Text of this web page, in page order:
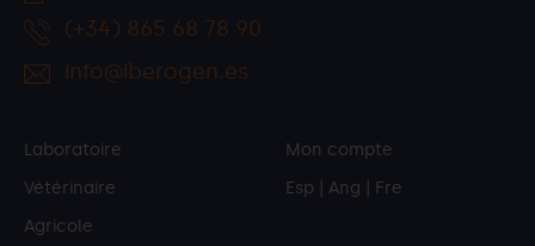
(+34) 865 68 78 90
info@iberogen.es
Laboratoire
Vétérinaire
Agricole
Mon compte
Esp
Ang Fre